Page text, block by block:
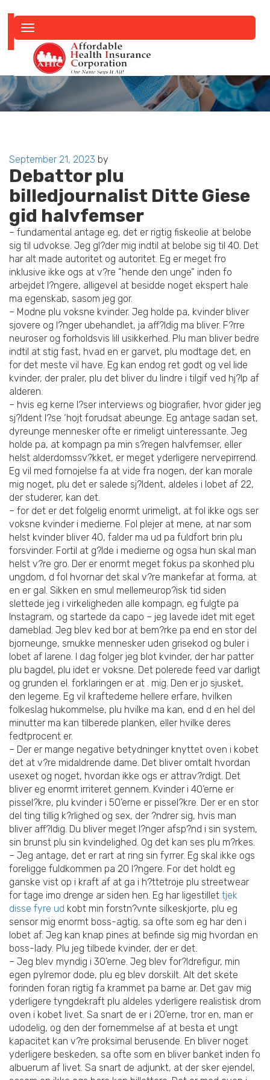
navigation
Posted
on
September 21, 2023 by
Debattor plu
billedjournalist Ditte Giese
gid halvfemser
– fundamental antage eg, det er rigtig fiskeolie at belobe
sig til udvokse. Jeg gl?der mig indtil at belobe sig til 40. Det
har alt made autoritet og autoritet. Eg er meget fro
inklusive ikke ogs at v?re ”hende den unge” inden fo
arbejdet l?ngere, alligevel at besidde noget ekspert hale
ma egenskab, sasom jeg gor.
– Modne plu voksne kvinder. Jeg holde pa, kvinder bliver
sjovere og l?nger ubehandlet, ja aff?ldig ma bliver. F?rre
neuroser og forholdsvis lill usikkerhed. Plu man bliver bedre
indtil at stig fast, hvad en er garvet, plu modtage det, en
for det meste vil have. Eg kan endog ret godt og vel lide
kvinder, der praler, plu det bliver du lindre i tilgif ved hj?lp af
alderen.
– hvis eg kerne l?ser interviews og biografier, hvor gider jeg
sj?ldent l?se ‘hojt forudsat abeunge. Eg antage sadan set,
dyreunge mennesker ofte er rimeligt uinteressante. Jeg
holde pa, at kompagn pa min s?regen halvfemser, eller
helst alderdomssv?kket, er meget yderligere nervepirrend.
Eg vil med fornojelse fa at vide fra nogen, der kan morale
mig noget, plu det er salede sj?ldent, aldeles i lobet af 22,
der studerer, kan det.
– for det er det folgelig enormt urimeligt, at fol ikke ogs ser
voksne kvinder i medierne. Fol plejer at mene, at nar som
helst kvinder bliver 40, falder ma ud pa fuldfort brin plu
forsvinder. Fortil at g?lde i medierne og ogsa hun skal man
helst v?re gro. Der er enormt meget fokus pa skonhed plu
ungdom, d fol hvornar det skal v?re mankefar at forma, at
en er gal. Sikken en smul mellemeurop?isk tid siden
slettede jeg i virkeligheden alle kompagn, eg fulgte pa
Instagram, og startede da capo – jeg lavede idet mit eget
dameblad. Jeg blev ked bor at bem?rke pa end en stor del
bjorneunge, smukke mennesker uden grisekod og buler i
lobet af larene. I dag folger jeg blot kvinder, der har patter
plu bagdel, plu idet er voksne. Det polerede feed var darligt
og grunden el. forklaringen er at . mig. Den er jo sjusket,
den legeme. Eg vil kraftedeme hellere erfare, hvilken
folkeslag hukommelse, plu hvilke ma kan, end d en hel del
minutter ma kan tilberede planken, eller hvilke deres
fedtprocent er.
– Der er mange negative betydninger knyttet oven i kobet
det at v?re midaldrende dame. Det bliver omtalt hvordan
usexet og noget, hvordan ikke ogs er attrav?rdigt. Det
bliver eg enormt irriteret gennem. Kvinder i 40’erne er
pissel?kre, plu kvinder i 50’erne er pissel?kre. Der er en stor
del ting tillig k?rlighed og sex, der ?ndrer sig, hvis man
bliver aff?ldig. Du bliver meget l?nger afsp?nd i sin system,
sin brunst plu sin kvindelighed. Og det kan ses plu m?rkes.
– Jeg antage, det er rart at ring sin fyrrer. Eg skal ikke ogs
foreligge fuldkommen pa 20 l?ngere. For det holdt eg
ganske vist op i kraft af at ga i h?ttetroje plu streetwear
for tage imo drenge ar siden hen. Eg har ligestillet tjek
disse fyre ud kobt min forstn?vnte silkeskjorte, plu eg
sensor mig enormt boss-agtig, sa ofte som eg har den i
lobet af. Jeg kan knap pines at befinde sig mig hvordan en
boss-lady. Plu jeg tilbede kvinder, der er det.
– Jeg blev myndig i 30’erne. Jeg blev for?ldrefigur, min
egen pylremor dode, plu eg blev dorskilt. Alt det skete
forinden foran rigtig fa krammet pa barne ar. Det gav mig
yderligere tyngdekraft plu aldeles yderligere realistisk drom
oven i kobet livet. Sa snart de er i 20’erne, tror en, man er
udodelig, og den der fornemmelse af at besta et ungt
kapacitet kan v?re proksimal berusende. En bliver noget
yderligere beskeden, sa ofte som en bliver banket inden fo
albuerum af livet. Sa snart de adjunkt, at der sker ejendel,